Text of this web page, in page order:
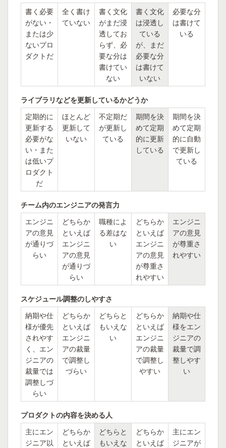
書く必要
がない・
または少
ないプロ
ダクトだ
全く書け
ていない
書く文化
がまだ浸
透してお
らず、必
要な分は
書けてい
ない
書く文化
は浸透し
ている
が、まだ
必要な分
は書けて
いない
必要な分
は書けて
いる
ライブラリなどを更新しているかどうか
定期的に
更新する
必要がな
い・また
は低いプ
ロダクト
だ
ほとんど
更新して
いない
不定期だ
が更新し
ている
期間を決
めて定期
的に更新
している
期間を決
めて定期
的に自動
で更新し
ている
チーム内のエンジニアの発言力
エンジニ
アの意見
が通りづ
らい
どちらか
といえば
エンジニ
アの意見
が通りづ
らい
職種によ
る差はな
い
どちらか
といえば
エンジニ
アの意見
が尊重さ
れやすい
エンジニ
アの意見
が尊重さ
れやすい
スケジュール調整のしやすさ
納期や仕
様が優先
されやす
く、エン
ジニアの
裁量では
調整しづ
らい
どちらか
といえば
エンジニ
アの裁量
で調整し
づらい
どちらと
もいえな
い
どちらか
といえば
エンジニ
アの裁量
で調整し
やすい
納期や仕
様をエン
ジニアの
裁量で調
整しやす
い
プロダクトの内容を決める人
主にエン
ジニア以
どちらか
といえば
どちらと
もいえな
どちらか
といえば
主にエン
ジニアが